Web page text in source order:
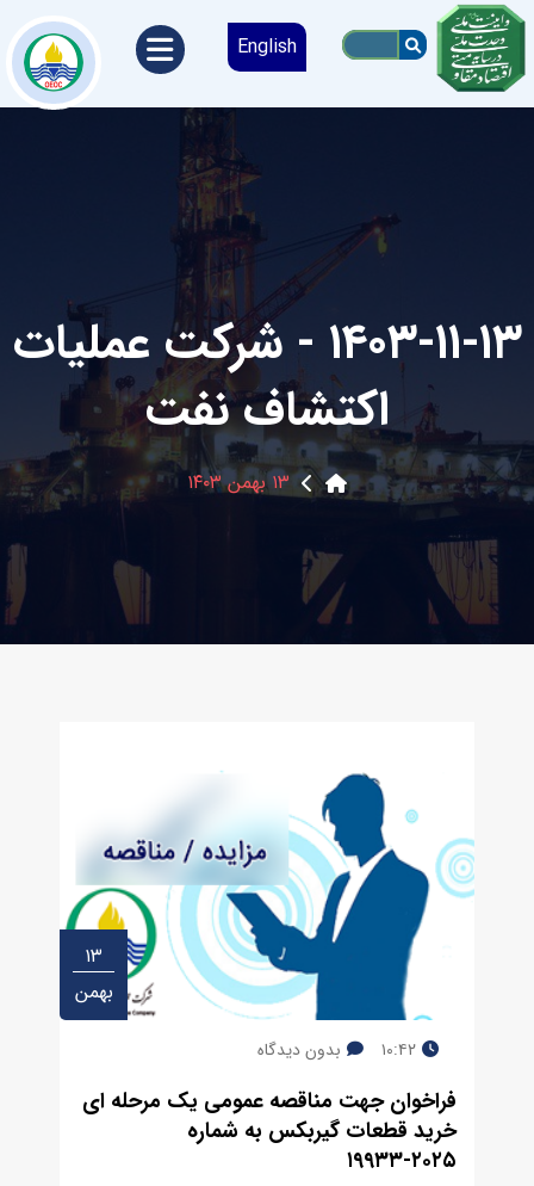
English
۱۴۰۳-۱۱-۱۳ - شرکت عملیات
اکتشاف نفت
۱۳ بهمن ۱۴۰۳
۱۳
بهمن
۱۰:۴۲ بدون دیدگاه
فراخوان جهت مناقصه عمومی یک مرحله ای
خرید قطعات گیربکس به شماره
۲۰۲۵-۱۹۹۳۳